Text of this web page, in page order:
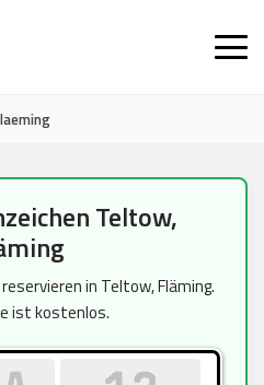
Teltow,
in Teltow, Fläming.
ist kostenlos.